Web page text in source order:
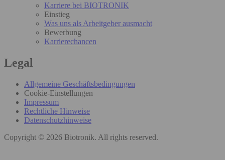
Karriere bei BIOTRONIK
Einstieg
Was uns als Arbeitgeber ausmacht
Bewerbung
Karrierechancen
Legal
Allgemeine Geschäftsbedingungen
Cookie-Einstellungen
Impressum
Rechtliche Hinweise
Datenschutzhinweise
Copyright © 2026 Biotronik. All rights reserved.